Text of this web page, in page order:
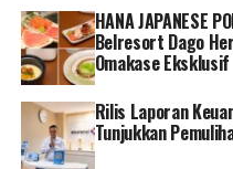
HANA JAPANESE
Belresort Dago
Omakase Eksklusif
Rilis Laporan
Tunjukkan